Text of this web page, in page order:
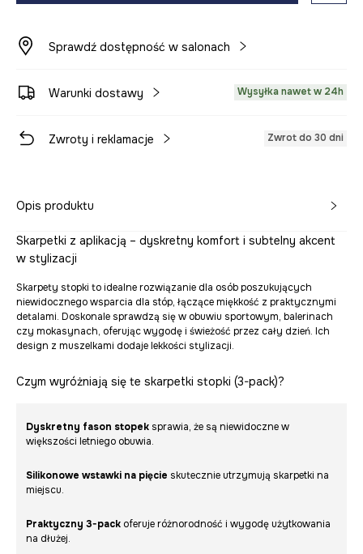
Sprawdź dostępność w salonach
Warunki dostawy Wysyłka nawet w 24h
Zwroty i reklamacje Zwrot do 30 dni
Opis produktu
Skarpetki z aplikacją – dyskretny komfort i subtelny akcent
w stylizacji
Skarpety stopki to idealne rozwiązanie dla osób poszukujących
niewidocznego wsparcia dla stóp, łączące miękkość z praktycznymi
detalami. Doskonale sprawdzą się w obuwiu sportowym, balerinach
czy mokasynach, oferując wygodę i świeżość przez cały dzień. Ich
design z muszelkami dodaje lekkości stylizacji.
Czym wyróżniają się te skarpetki stopki (3-pack)?
Dyskretny fason stopek sprawia, że są niewidoczne w
większości letniego obuwia.
Silikonowe wstawki na pięcie skutecznie utrzymują skarpetki na
miejscu.
Praktyczny 3-pack oferuje różnorodność i wygodę użytkowania
na dłużej.